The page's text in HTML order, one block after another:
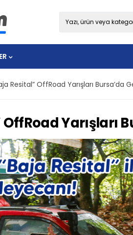
Resital” OffRoad Yarışları Bursa’da
Yarışları